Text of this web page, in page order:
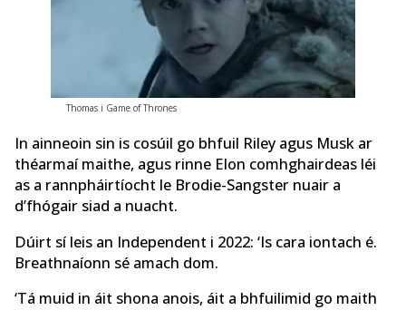
Thomas i Game of Thrones
In ainneoin sin is cosúil go bhfuil Riley agus Musk ar
théarmaí maithe, agus rinne Elon comhghairdeas léi
as a rannpháirtíocht le Brodie-Sangster nuair a
d’fhógair siad a nuacht.
Dúirt sí leis an Independent i 2022: ‘Is cara iontach é.
Breathnaíonn sé amach dom.
‘Tá muid in áit shona anois, áit a bhfuilimid go maith